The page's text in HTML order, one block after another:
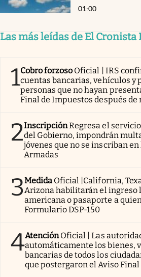
01:00
Las más leídas de El
1Cobro forzoso Oficial | IRS
cuentas bancarias, vehículos y
personas que no hayan
Final de Impuestos después
2InscripciónRegresa el
del Gobierno, impondrán
jóvenes que no se inscriban en
Armadas
3Medida Oficial |California,
Arizona habilitarán el ingreso
americana o pasaporte a
Formulario DSP-150
4AtenciónOficial | Las
automáticamente los bienes,
bancarias de todos los
que postergaron el Aviso Final